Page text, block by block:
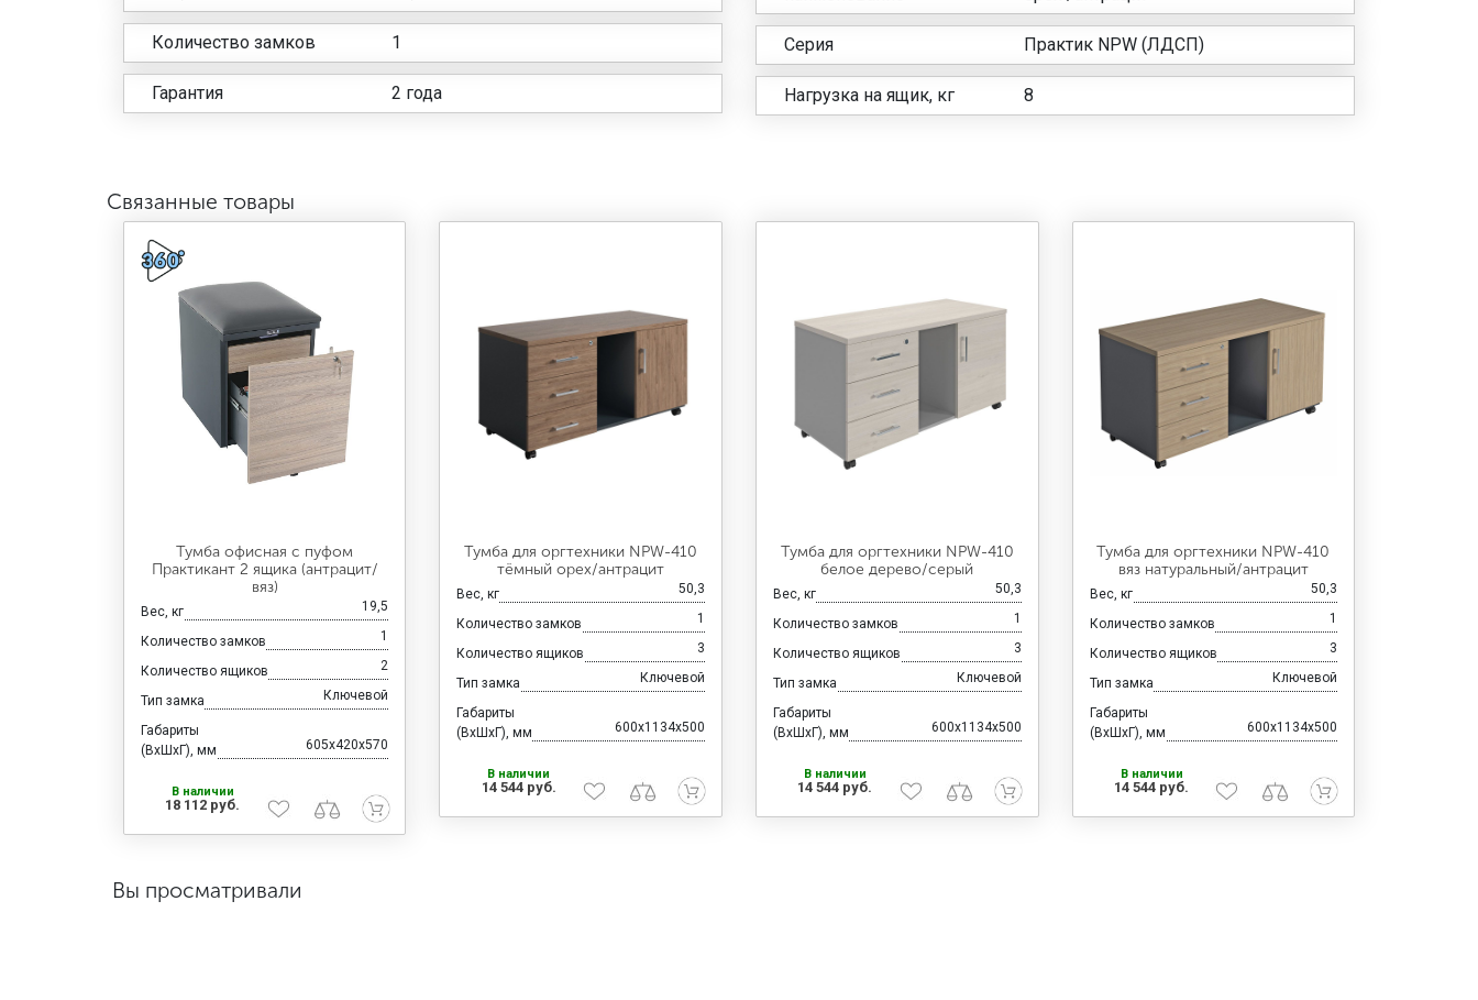
Количество замков 1
Гарантия 2 года
Серия Практик NPW (ЛДСП)
Нагрузка на ящик, кг 8
Связанные товары
Тумба офисная с пуфом
Практикант 2 ящика (антрацит/
вяз)
Вес, кг 19,5
Количество замков 1
Количество ящиков 2
Тип замка Ключевой
Габариты
(ВхШхГ), мм
605x420x570
В наличии
18 112 руб.
Тумба для оргтехники NPW-410
тёмный орех/антрацит
Вес, кг 50,3
Количество замков 1
Количество ящиков 3
Тип замка Ключевой
Габариты
(ВхШхГ), мм
600x1134x500
В наличии
14 544 руб.
Тумба для оргтехники NPW-410
белое дерево/серый
Вес, кг 50,3
Количество замков 1
Количество ящиков 3
Тип замка Ключевой
Габариты
(ВхШхГ), мм
600x1134x500
В наличии
14 544 руб.
Тумба для оргтехники NPW-410
вяз натуральный/антрацит
Вес, кг 50,3
Количество замков 1
Количество ящиков 3
Тип замка Ключевой
Габариты
(ВхШхГ), мм
600x1134x500
В наличии
14 544 руб.
Вы просматривали